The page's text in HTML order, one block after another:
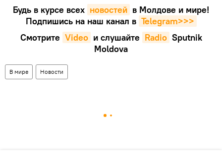
Будь в курсе всех новостей в Молдове и мире!
Подпишись на наш канал в Telegram>>>
Смотрите Video и слушайте Radio Sputnik
Moldova
В мире Новости